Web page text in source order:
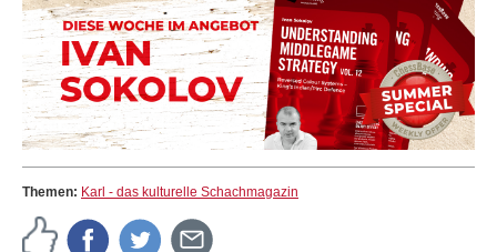
Themen: Karl - das kulturelle Schachmagazin